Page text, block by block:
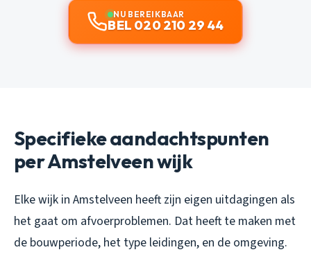
NU BEREIKBAAR
BEL 020 210 29 44
Specifieke aandachtspunten
per Amstelveen wijk
Elke wijk in Amstelveen heeft zijn eigen uitdagingen als
het gaat om afvoerproblemen. Dat heeft te maken met
de bouwperiode, het type leidingen, en de omgeving.